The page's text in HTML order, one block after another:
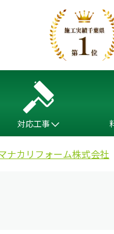
対応工事
ナカリフォーム株式会社